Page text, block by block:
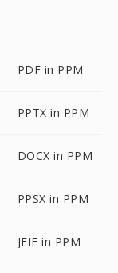
PDF in PPM
PPTX in PPM
DOCX in PPM
PPSX in PPM
JFIF in PPM